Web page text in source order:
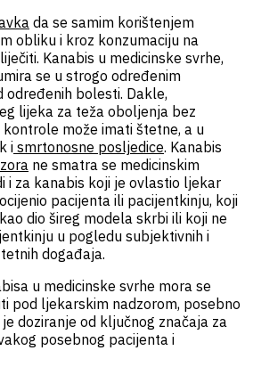
da se samim korištenjem
obliku i kroz konzumaciju na
Kanabis u medicinske svrhe,
se u strogo određenim
određenih bolesti. Dakle,
lijeka za teža oboljenja bez
može imati štetne, a u
i smrtonosne posljedice. Kanabis
ne smatra se medicinskim
i za kanabis koji je ovlastio ljekar
pacijenta ili pacijentkinju, koji
dio šireg modela skrbi ili koji ne
u pogledu subjektivnih i
događaja.
u medicinske svrhe mora se
pod ljekarskim nadzorom, posebno
doziranje od ključnog značaja za
posebnog pacijenta i